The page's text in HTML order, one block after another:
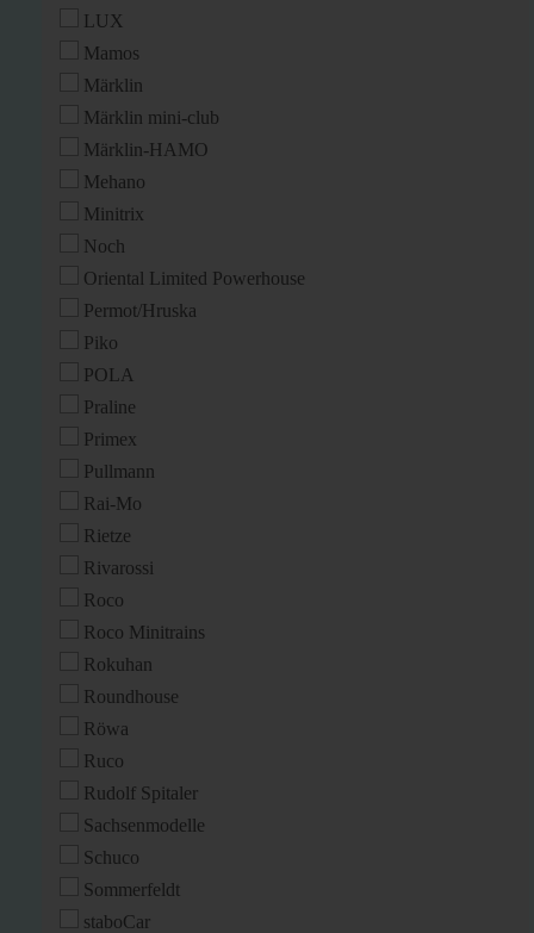
LUX
Mamos
Märklin
Märklin mini-club
Märklin-HAMO
Mehano
Minitrix
Noch
Oriental Limited Powerhouse
Permot/Hruska
Piko
POLA
Praline
Primex
Pullmann
Rai-Mo
Rietze
Rivarossi
Roco
Roco Minitrains
Rokuhan
Roundhouse
Röwa
Ruco
Rudolf Spitaler
Sachsenmodelle
Schuco
Sommerfeldt
staboCar